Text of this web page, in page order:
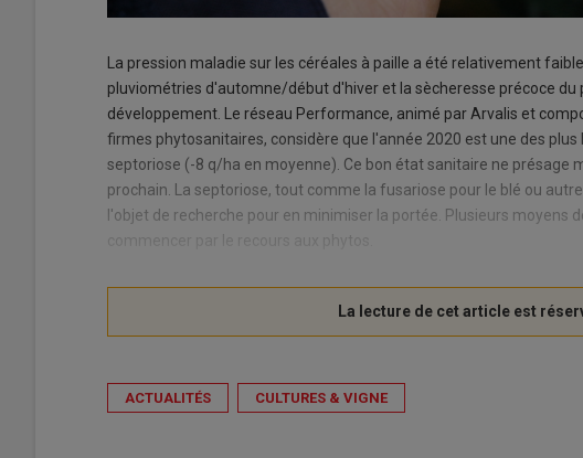
La pression maladie sur les céréales à paille a été relativement
pluviométries d'automne/début d'hiver et la sècheresse précoce
développement. Le réseau Performance, animé par Arvalis et
firmes phytosanitaires, considère que l'année 2020 est une des
septoriose (-8 q/ha en moyenne). Ce bon état sanitaire ne présage
prochain. La septoriose, tout comme la fusariose pour le blé ou
l'objet de recherche pour en minimiser la portée. Plusieurs moyens
ACTUALITÉS CULTURES & VIGNE